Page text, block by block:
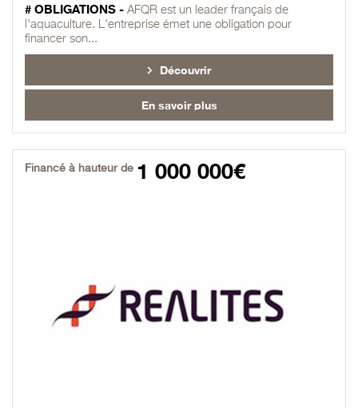
# OBLIGATIONS - AFQR est un leader français de
l'aquaculture. L'entreprise émet une obligation pour
financer son...
Découvrir
En savoir plus
Financé à hauteur de 1 000 000€